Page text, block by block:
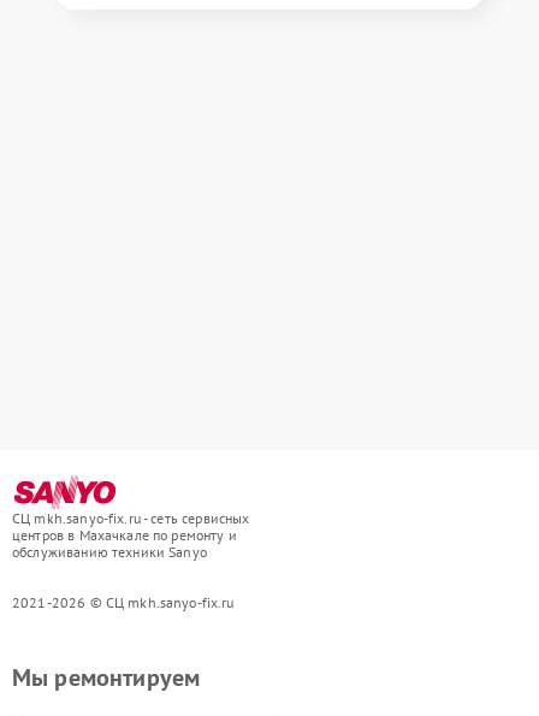
СЦ mkh.sanyo-fix.ru - сеть сервисных
центров в Махачкале по ремонту и
обслуживанию техники Sanyo
2021-2026 © СЦ mkh.sanyo-fix.ru
Мы ремонтируем